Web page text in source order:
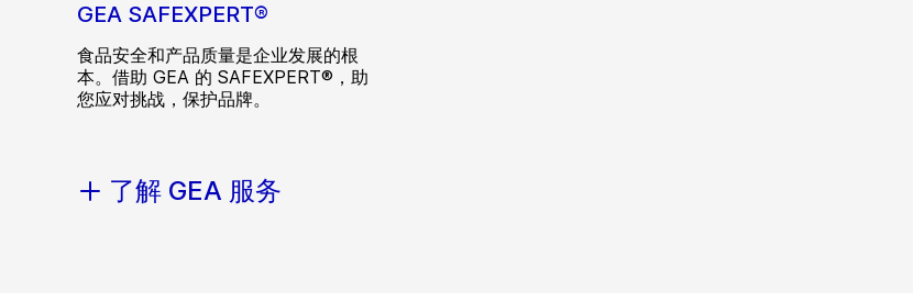
GEA SAFEXPERT®
食品安全和产品质量是企业发展的根
本。借助 GEA 的 SAFEXPERT®，助
您应对挑战，保护品牌。
了解 GEA 服务